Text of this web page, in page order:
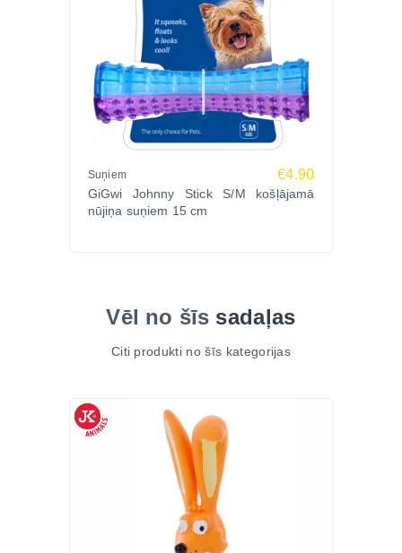
rotaļlieta, kas sniedz nebeidzamu prieku gan sunim,
gan saimniekam.
Pasūti tagad Zoopasaule.lv un saņem ātru piegādi
visā Latvijā!
Suņiem €4.90
GiGwi Johnny Stick S/M košļājamā
nūjiņa suņiem 15 cm
Vēl no šīs sadaļas
Citi produkti no šīs kategorijas